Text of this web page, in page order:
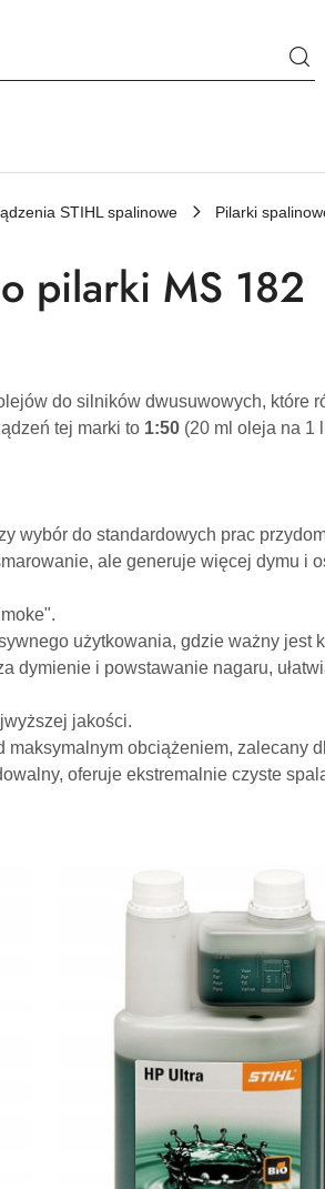
STIHL spalinowe Pilarki
pilarki MS 182
do silników dwusuwowych, które
tej marki to 1:50 (20 ml oleja na 1
wybór do standardowych prac
ale generuje więcej dymu i
użytkowania, gdzie ważny jest
dymienie i powstawanie nagaru,
jakości.
maksymalnym obciążeniem, zalecany
oferuje ekstremalnie czyste